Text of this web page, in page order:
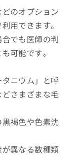
のオプション
用できます。
でも医師の判
可能です。
ニウム」と呼
さまざまな毛
褐色や色素沈
異なる数種類